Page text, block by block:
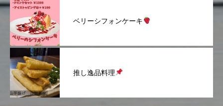
ベリーシフォンケーキ
推し逸品料理